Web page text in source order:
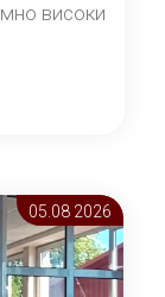
високи
05.08 2026